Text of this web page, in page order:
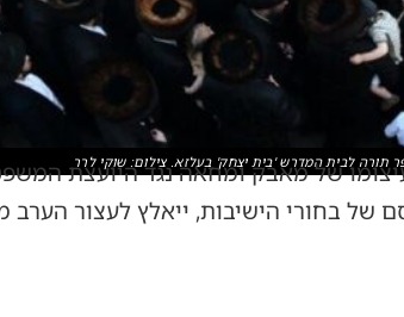
תורה לבית המדרש 'בית יצחק' בעלזא. צילום: שוקי לרר
של מאבק ומחאה נגד היועצת
של בחורי הישיבות, ייאלץ לעצור הערב